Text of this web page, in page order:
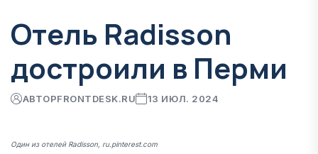
Отель Radisson
достроили в Перми
АВТОРFRONTDESK.RU 13 ИЮЛ. 2024
Один из отелей Radisson, ru.pinterest.com